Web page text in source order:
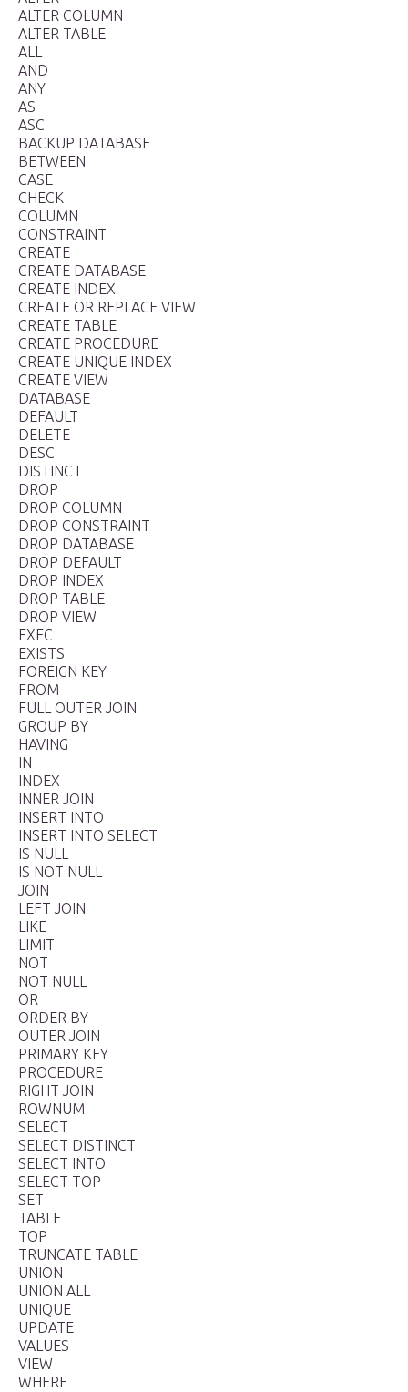
ALTER COLUMN
ALTER TABLE
ALL
AND
ANY
AS
ASC
BACKUP DATABASE
BETWEEN
CASE
CHECK
COLUMN
CONSTRAINT
CREATE
CREATE DATABASE
CREATE INDEX
CREATE OR REPLACE VIEW
CREATE TABLE
CREATE PROCEDURE
CREATE UNIQUE INDEX
CREATE VIEW
DATABASE
DEFAULT
DELETE
DESC
DISTINCT
DROP
DROP COLUMN
DROP CONSTRAINT
DROP DATABASE
DROP DEFAULT
DROP INDEX
DROP TABLE
DROP VIEW
EXEC
EXISTS
FOREIGN KEY
FROM
FULL OUTER JOIN
GROUP BY
HAVING
IN
INDEX
INNER JOIN
INSERT INTO
INSERT INTO SELECT
IS NULL
IS NOT NULL
JOIN
LEFT JOIN
LIKE
LIMIT
NOT
NOT NULL
OR
ORDER BY
OUTER JOIN
PRIMARY KEY
PROCEDURE
RIGHT JOIN
ROWNUM
SELECT
SELECT DISTINCT
SELECT INTO
SELECT TOP
SET
TABLE
TOP
TRUNCATE TABLE
UNION
UNION ALL
UNIQUE
UPDATE
VALUES
VIEW
WHERE